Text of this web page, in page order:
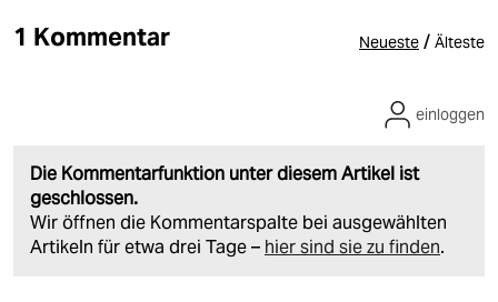
1 Kommentar Neueste / Älteste
Die Kommentarfunktion unter diesem Artikel ist
geschlossen.
Wir öffnen die Kommentarspalte bei ausgewählten
Artikeln für etwa drei Tage – hier sind sie zu finden.
einloggen